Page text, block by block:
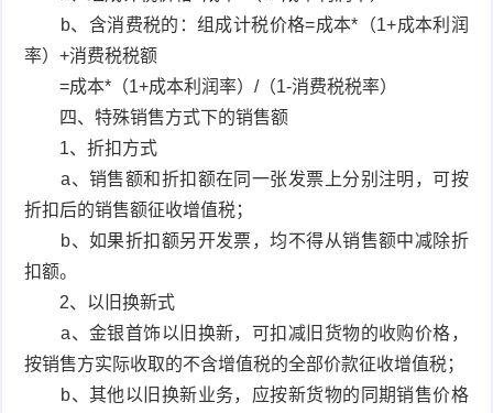
b、含消费税的：组成计税价格=成本*（1+成本利润
率）+消费税税额
=成本*（1+成本利润率）/（1-消费税税率）
四、特殊销售方式下的销售额
1、折扣方式
a、销售额和折扣额在同一张发票上分别注明，可按
折扣后的销售额征收增值税；
b、如果折扣额另开发票，均不得从销售额中减除折
扣额。
2、以旧换新式
a、金银首饰以旧换新，可扣减旧货物的收购价格，
按销售方实际收取的不含增值税的全部价款征收增值税；
b、其他以旧换新业务，应按新货物的同期销售价格